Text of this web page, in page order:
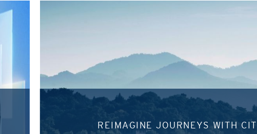
REIMAGINE JOURNEYS WITH